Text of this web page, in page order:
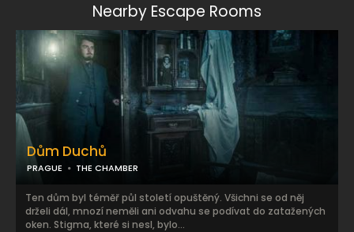
Nearby Escape Rooms
Dům Duchů
PRAGUE THE CHAMBER
Ten dům byl téměř půl století opuštěný. Všichni se od něj
drželi dál, mnozí neměli ani odvahu se podívat do zatažených
oken. Stigma, které si nesl, bylo...